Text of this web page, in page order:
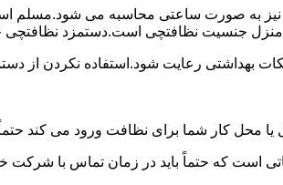
به صورت ساعتی محاسبه می شود.مسلم است
جنسیت نظافتچی است.دستمزد نظافتچی
بهداشتی رعایت شود.استفاده نکردن
یا محل کار شما برای نظافت ورود می کند
است که حتماً باید در زمان تماس با